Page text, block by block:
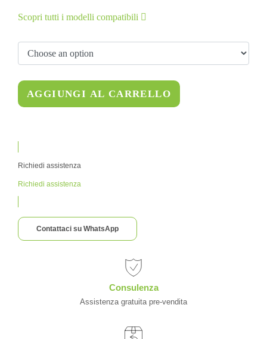
Scopri tutti i modelli compatibili
AGGIUNGI AL CARRELLO
Richiedi assistenza
Richiedi assistenza
Contattaci su WhatsApp
Consulenza
Assistenza gratuita pre-vendita